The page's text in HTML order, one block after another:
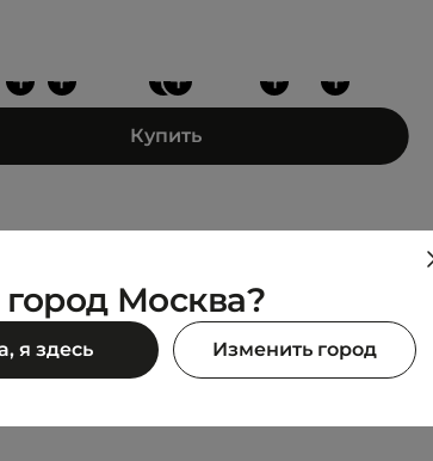
+
+
+ + +
+
Купить
DIADORA
PANTS LIGHT CORE
Москва?
я здесь Изменить город